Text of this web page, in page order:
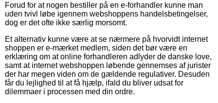
Forud for at nogen bestiller på en e-forhandler kunne man
uden tvivl løbe igennem webshoppens handelsbetingelser,
dog er det ofte ikke særlig morsomt.
Et alternativ kunne være at se nærmere på hvorvidt internet
shoppen er e-mærket medlem, siden det bør være en
erklæring om at online forhandleren adlyder de danske love,
samt at internet webshoppen løbende gennemses af jurister
der har megen viden om de gældende regulativer. Desuden
får du lejlighed til at få hjælp, ifald du bliver udsat for
dilemmaer i processen med din ordre.